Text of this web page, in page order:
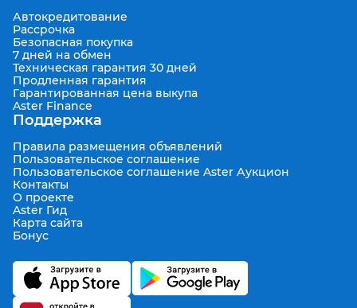
Автокредитование
Рассрочка
Безопасная покупка
7 дней на обмен
Техническая гарантия 30 дней
Продленная гарантия
Гарантированная цена выкупа
Aster Finance
Поддержка
Правила размещения объявлений
Пользовательское соглашение
Пользовательское соглашение Aster Аукцион
Контакты
О проекте
Aster Гид
Карта сайта
Бонус